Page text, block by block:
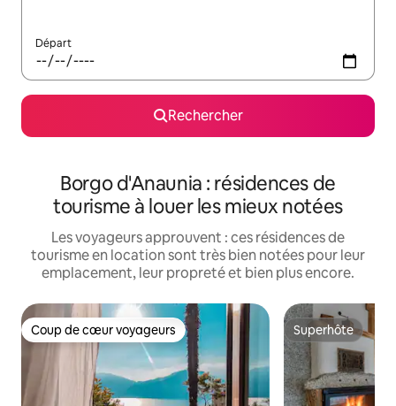
Départ
Rechercher
Borgo d'Anaunia : résidences de
tourisme à louer les mieux notées
Les voyageurs approuvent : ces résidences de
tourisme en location sont très bien notées pour leur
emplacement, leur propreté et bien plus encore.
Coup de cœur voyageurs
Coup de cœur voyageurs Superhôte
Superhôte